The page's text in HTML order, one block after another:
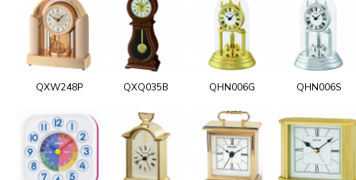
QXW248P QXQ035B QHN006G QHN006S